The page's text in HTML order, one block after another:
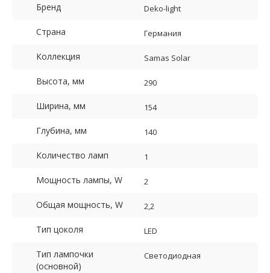
Бренд Deko-light
Страна Германия
Коллекция Samas Solar
Высота, мм 290
Ширина, мм 154
Глубина, мм 140
Количество ламп 1
Мощность лампы, W 2
Общая мощность, W 2,2
Тип цоколя LED
Тип лампочки
(основной)
Светодиодная